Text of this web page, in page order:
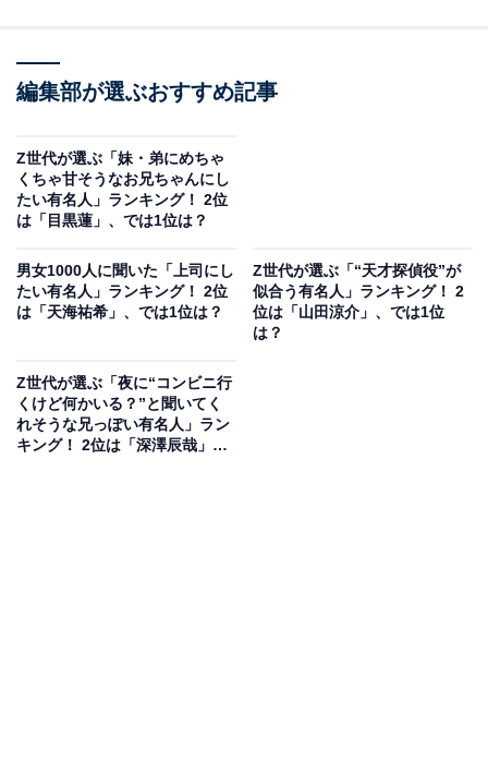
View this post on Instagram
編集部が選ぶおすすめ記事
Z世代が選ぶ「妹・弟にめちゃ
くちゃ甘そうなお兄ちゃんにし
たい有名人」ランキング！ 2位
は「目黒蓮」、では1位は？
男女1000人に聞いた「上司にし
たい有名人」ランキング！ 2位
は「天海祐希」、では1位は？
Z世代が選ぶ「“天才探偵役”が
似合う有名人」ランキング！ 2
位は「山田涼介」、では1位
は？
Z世代が選ぶ「夜に“コンビニ行
くけど何かいる？”と聞いてく
れそうな兄っぽい有名人」ラン
キング！ 2位は「深澤辰哉」、